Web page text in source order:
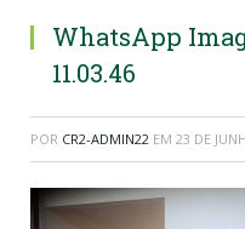
WhatsApp
11.03.46
POR CR2-ADMIN22 EM 23 DE